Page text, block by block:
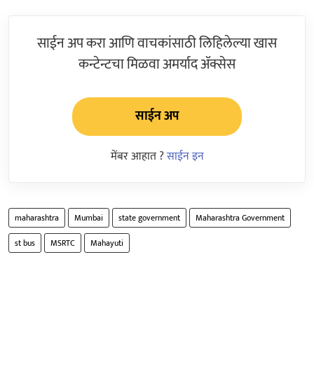
साईन अप करा आणि वाचकांसाठी लिहिलेल्या खास
कन्टेन्टचा मिळवा अमर्याद ॲक्सेस
साईन अप
मेंबर आहात ?साईन इन
maharashtra Mumbai state government
Maharashtra Government
st bus
MSRTC Mahayuti